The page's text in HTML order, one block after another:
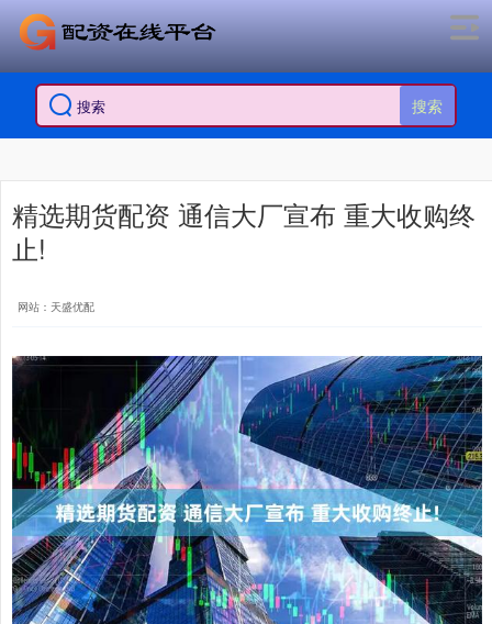
搜索
精选期货配资 通信大厂宣布 重大收购终
止!
网站：天盛优配